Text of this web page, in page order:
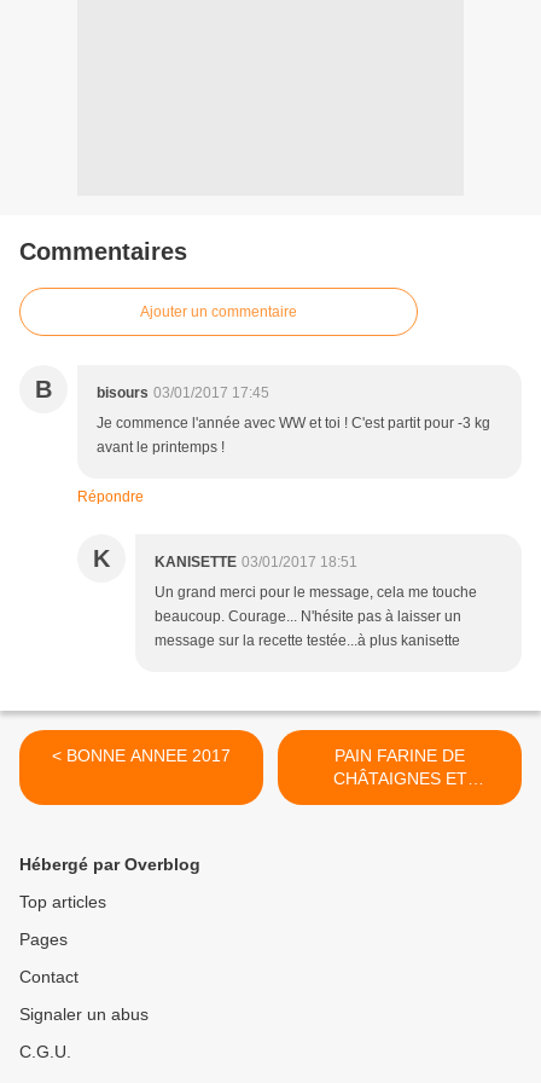
Commentaires
Ajouter un commentaire
B bisours 03/01/2017 17:45
Je commence l'année avec WW et toi ! C'est partit pour -3 kg
avant le printemps !
Répondre
K KANISETTE 03/01/2017 18:51
Un grand merci pour le message, cela me touche
beaucoup. Courage... N'hésite pas à laisser un
message sur la recette testée...à plus kanisette
< BONNE ANNEE 2017
PAIN FARINE DE
CHÂTAIGNES ET
NOISETTES 2💚💙💜 . >
Hébergé par Overblog
Top articles
Pages
Contact
Signaler un abus
C.G.U.